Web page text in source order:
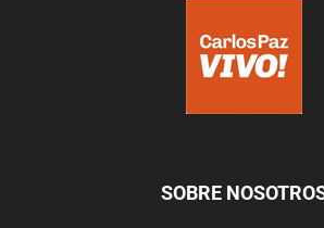
SOBRE